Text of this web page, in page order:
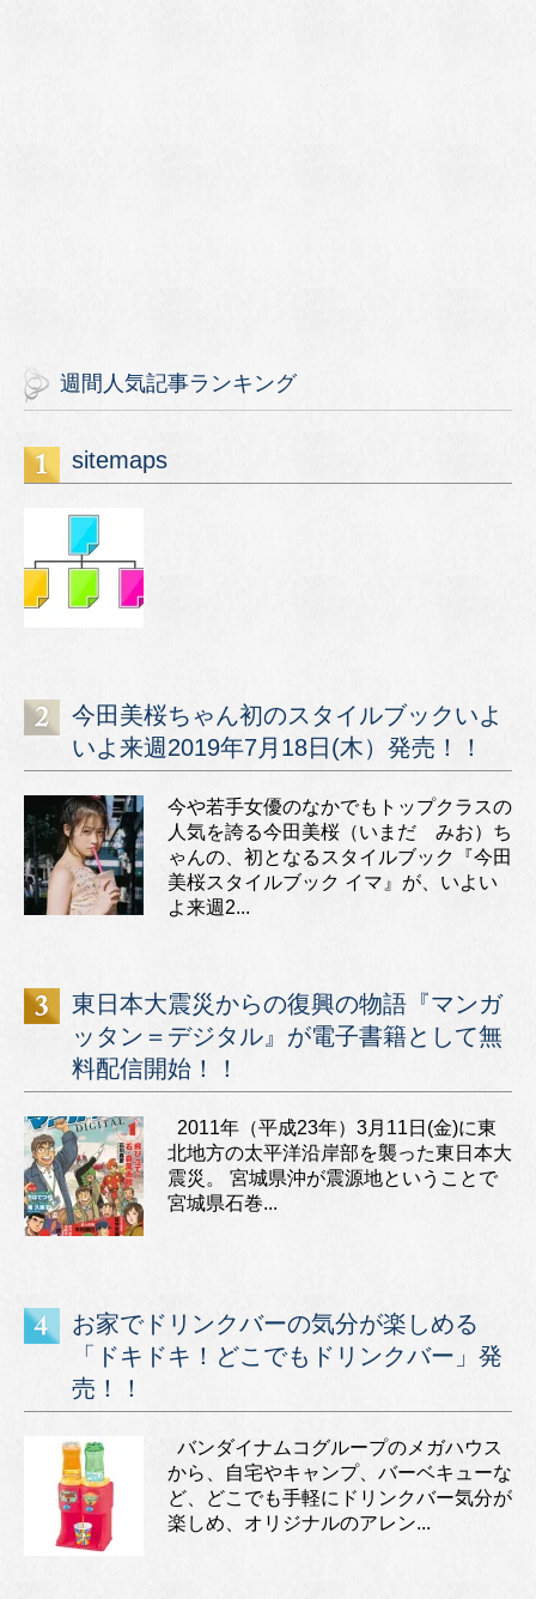
週間人気記事ランキング
sitemaps
今田美桜ちゃん初のスタイルブックいよ
いよ来週2019年7月18日(木）発売！！
今や若手女優のなかでもトップクラスの
人気を誇る今田美桜（いまだ みお）ち
ゃんの、初となるスタイルブック『今田
美桜スタイルブック イマ』が、いよい
よ来週2...
東日本大震災からの復興の物語『マンガ
ッタン＝デジタル』が電子書籍として無
料配信開始！！
2011年（平成23年）3月11日(金)に東
北地方の太平洋沿岸部を襲った東日本大
震災。 宮城県沖が震源地ということで
宮城県石巻...
お家でドリンクバーの気分が楽しめる
「ドキドキ！どこでもドリンクバー」発
売！！
バンダイナムコグループのメガハウス
から、自宅やキャンプ、バーベキューな
ど、どこでも手軽にドリンクバー気分が
楽しめ、オリジナルのアレン...